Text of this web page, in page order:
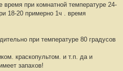
время при комнатной температуре 24-
18-20 примерно 1ч . время
при температуре 80 градусов
краскопультом. и т.п. да и
запахов!